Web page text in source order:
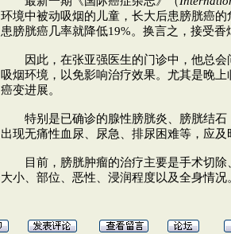
环境中被动吸烟的儿童，长大后患膀胱癌
患膀胱癌几率就降低19%。换言之，接受
因此，在张亚强医生的门诊中，他总
吸烟环境，以免影响治疗效果。尤其是晚
癌变进展。
特别是已确诊的腺性膀胱炎、膀胱结
出现无痛性血尿、尿急、排尿困难等，应
目前，膀胱肿瘤的治疗主要是手术切
大小、部位、恶性、浸润程度以及全身情况